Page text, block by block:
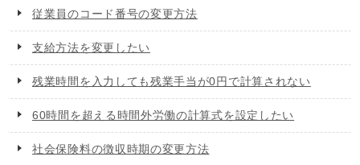
従業員のコード番号の変更方法
支給方法を変更したい
残業時間を入力しても残業手当が0円で計算されない
60時間を超える時間外労働の計算式を設定したい
社会保険料の徴収時期の変更方法